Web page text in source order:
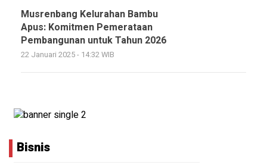
Musrenbang Kelurahan Bambu
Apus: Komitmen Pemerataan
Pembangunan untuk Tahun 2026
22 Januari 2025 - 14:32 WIB
Bisnis